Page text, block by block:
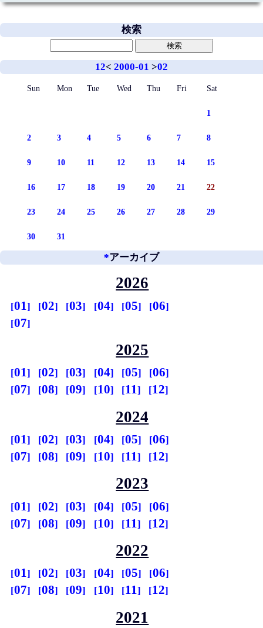
検索
12< 2000-01 >02
Sun Mon Tue Wed Thu Fri Sat
1
2 3 4 5 6 7 8
9 10 11 12 13 14 15
16 17 18 19 20 21 22
23 24 25 26 27 28 29
30 31
*アーカイブ
2026
01 02 03 04 05
06
07
2025
01 02 03 04 05
06
07
08 09 10 11 12
2024
01 02 03 04 05
06
07
08 09 10 11 12
2023
01 02 03 04 05
06
07
08 09 10 11 12
2022
01 02 03 04 05
06
07
08 09 10 11 12
2021